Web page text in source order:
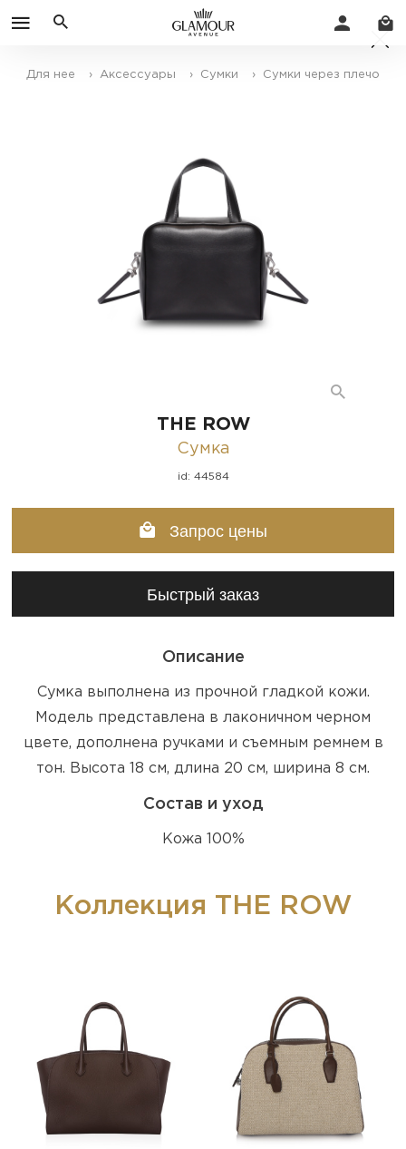
Для нее › Аксессуары › Сумки › Сумки через плечо
THE ROW
Сумка
id: 44584
Запрос цены
Быстрый заказ
Описание
Сумка выполнена из прочной гладкой кожи.
Модель представлена в лаконичном черном
цвете, дополнена ручками и съемным ремнем в
тон. Высота 18 см, длина 20 см, ширина 8 см.
Состав и уход
Кожа 100%
Коллекция THE ROW